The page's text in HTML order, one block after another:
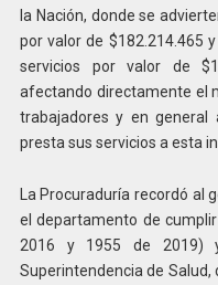
la Nación, donde se
por valor de $182.214.465
servicios por valor de
afectando directamente el
trabajadores y en general
presta sus servicios a esta
La Procuraduría recordó al
el departamento de
2016 y 1955 de 2019)
Superintendencia de